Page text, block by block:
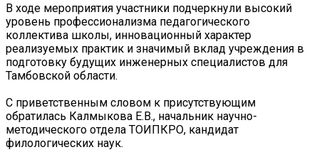
В ходе мероприятия участники подчеркнули высокий
уровень профессионализма педагогического
коллектива школы, инновационный характер
реализуемых практик и значимый вклад учреждения в
подготовку будущих инженерных специалистов для
Тамбовской области.
С приветственным словом к присутствующим
обратилась Калмыкова Е.В., начальник научно-
методического отдела ТОИПКРО, кандидат
филологических наук.